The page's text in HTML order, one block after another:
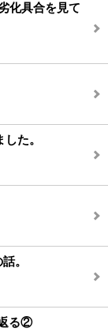
化具合を見て
た。
。
る②